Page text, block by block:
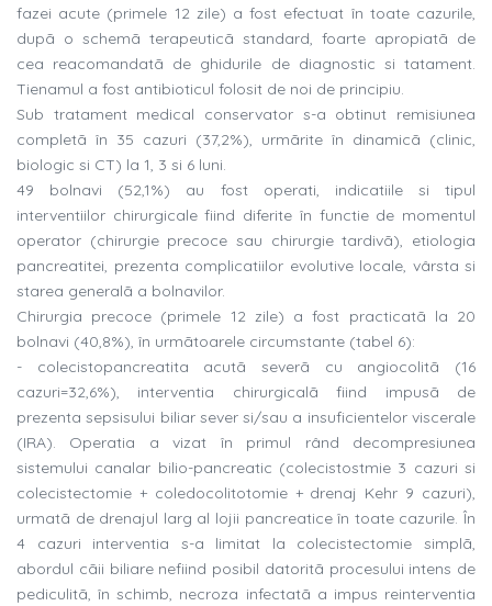
fazei acute (primele 12 zile) a fost efectuat în toate cazurile,
dupã o schemã terapeuticã standard, foarte apropiatã de
cea reacomandatã de ghidurile de diagnostic si tatament.
Tienamul a fost antibioticul folosit de noi de principiu.
Sub tratament medical conservator s-a obtinut remisiunea
completã în 35 cazuri (37,2%), urmãrite în dinamicã (clinic,
biologic si CT) la 1, 3 si 6 luni.
49 bolnavi (52,1%) au fost operati, indicatiile si tipul
interventiilor chirurgicale fiind diferite în functie de momentul
operator (chirurgie precoce sau chirurgie tardivã), etiologia
pancreatitei, prezenta complicatiilor evolutive locale, vârsta si
starea generalã a bolnavilor.
Chirurgia precoce (primele 12 zile) a fost practicatã la 20
bolnavi (40,8%), în urmãtoarele circumstante (tabel 6):
- colecistopancreatita acutã severã cu angiocolitã (16
cazuri=32,6%), interventia chirurgicalã fiind impusã de
prezenta sepsisului biliar sever si/sau a insuficientelor viscerale
(IRA). Operatia a vizat în primul rând decompresiunea
sistemului canalar bilio-pancreatic (colecistostmie 3 cazuri si
colecistectomie + coledocolitotomie + drenaj Kehr 9 cazuri),
urmatã de drenajul larg al lojii pancreatice în toate cazurile. În
4 cazuri interventia s-a limitat la colecistectomie simplã,
abordul cãii biliare nefiind posibil datoritã procesului intens de
pediculitã, în schimb, necroza infectatã a impus reinterventia